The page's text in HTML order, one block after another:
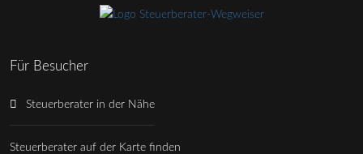
Für Besucher
Steuerberater in der Nähe
Steuerberater auf der Karte finden